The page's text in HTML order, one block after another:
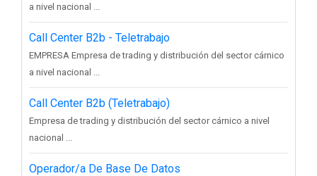
a nivel nacional ...
Call Center B2b - Teletrabajo
EMPRESA Empresa de trading y distribución del sector cárnico
a nivel nacional ...
Call Center B2b (Teletrabajo)
Empresa de trading y distribución del sector cárnico a nivel
nacional ...
Operador/a De Base De Datos